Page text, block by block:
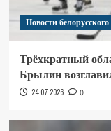
Новости
Трёхкратный
Брылин
24.07.2026 0